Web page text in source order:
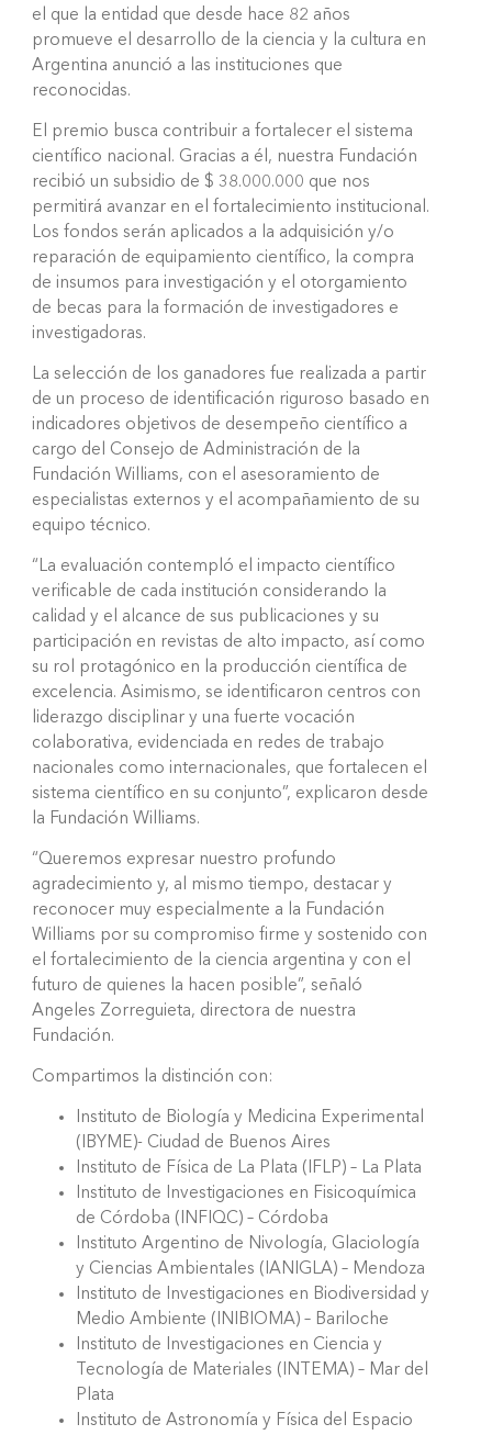
el que la entidad que desde hace 82 años
promueve el desarrollo de la ciencia y la cultura en
Argentina anunció a las instituciones que
reconocidas.
El premio busca contribuir a fortalecer el sistema
científico nacional. Gracias a él, nuestra Fundación
recibió un subsidio de $ 38.000.000 que nos
permitirá avanzar en el fortalecimiento institucional.
Los fondos serán aplicados a la adquisición y/o
reparación de equipamiento científico, la compra
de insumos para investigación y el otorgamiento
de becas para la formación de investigadores e
investigadoras.
La selección de los ganadores fue realizada a partir
de un proceso de identificación riguroso basado en
indicadores objetivos de desempeño científico a
cargo del Consejo de Administración de la
Fundación Williams, con el asesoramiento de
especialistas externos y el acompañamiento de su
equipo técnico.
“La evaluación contempló el impacto científico
verificable de cada institución considerando la
calidad y el alcance de sus publicaciones y su
participación en revistas de alto impacto, así como
su rol protagónico en la producción científica de
excelencia. Asimismo, se identificaron centros con
liderazgo disciplinar y una fuerte vocación
colaborativa, evidenciada en redes de trabajo
nacionales como internacionales, que fortalecen el
sistema científico en su conjunto”, explicaron desde
la Fundación Williams.
“Queremos expresar nuestro profundo
agradecimiento y, al mismo tiempo, destacar y
reconocer muy especialmente a la Fundación
Williams por su compromiso firme y sostenido con
el fortalecimiento de la ciencia argentina y con el
futuro de quienes la hacen posible”, señaló
Angeles Zorreguieta, directora de nuestra
Fundación.
Compartimos la distinción con:
Instituto de Biología y Medicina Experimental
(IBYME)- Ciudad de Buenos Aires
Instituto de Física de La Plata (IFLP) – La Plata
Instituto de Investigaciones en Fisicoquímica
de Córdoba (INFIQC) – Córdoba
Instituto Argentino de Nivología, Glaciología
y Ciencias Ambientales (IANIGLA) – Mendoza
Instituto de Investigaciones en Biodiversidad y
Medio Ambiente (INIBIOMA) – Bariloche
Instituto de Investigaciones en Ciencia y
Tecnología de Materiales (INTEMA) – Mar del
Plata
Instituto de Astronomía y Física del Espacio